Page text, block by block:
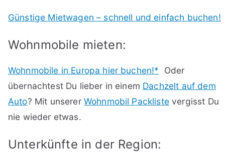
Günstige Mietwagen – schnell und einfach buchen!
Wohnmobile mieten:
Wohnmobile in Europa hier buchen!* Oder
übernachtest Du lieber in einem Dachzelt auf dem
Auto? Mit unserer Wohnmobil Packlistevergisst Du
nie wieder etwas.
Unterkünfte in der Region: